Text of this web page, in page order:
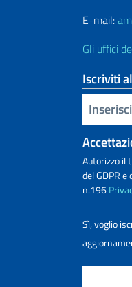
E-mail:
Gli uffici
Iscriviti
Inserisci la tua email
Autorizzo il
del GDPR
n.196
Sì, voglio